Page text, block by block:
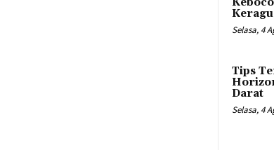
Selasa, 4
Tips
Darat
Selasa, 4